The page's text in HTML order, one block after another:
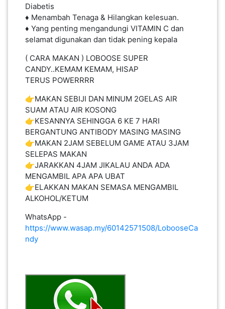
Diabetis
♦ Menambah Tenaga & Hilangkan kelesuan.
♦️ Yang penting mengandungi VITAMIN C dan
selamat digunakan dan tidak pening kepala
( CARA MAKAN ) LOBOOSE SUPER
CANDY..KEMAM KEMAM, HISAP
TERUS POWERRRR
👉MAKAN SEBIJI DAN MINUM 2GELAS AIR
SUAM ATAU AIR KOSONG
👉KESANNYA SEHINGGA 6 KE 7 HARI
BERGANTUNG ANTIBODY MASING MASING
👉MAKAN 2JAM SEBELUM GAME ATAU 3JAM
SELEPAS MAKAN
👉JARAKKAN 4JAM JIKALAU ANDA ADA
MENGAMBIL APA APA UBAT
👉ELAKKAN MAKAN SEMASA MENGAMBIL
ALKOHOL/KETUM
WhatsApp -
https://www.wasap.my/60142571508/LobooseCa
ndy
PAHANG(13)
KELANTAN(22)
PERAK(41)
NEGERI
SEMBILAN(10)
KEDAH(13)
SABAH(0)
SARAWAK(2)